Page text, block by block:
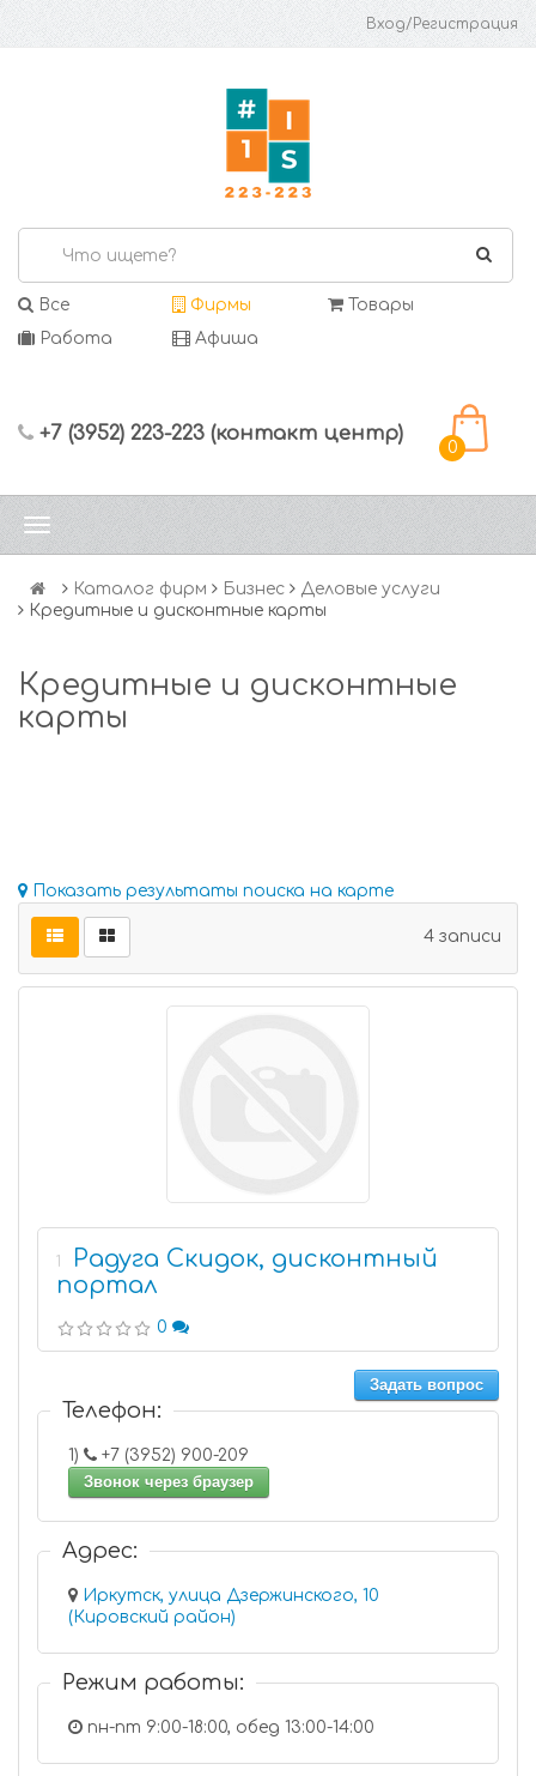
Вход/Регистрация
Все Фирмы
Товары
Работа
Афиша
+7 (3952) 223-223 (контакт центр)
0
Каталог фирм Бизнес
Деловые услуги
Кредитные и дисконтные карты
Кредитные и дисконтные
карты
Показать результаты поиска на карте
4 записи
1
Радуга Скидок, дисконтный
портал
0
Задать вопрос
Телефон:
1)
+7 (3952) 900-209
Звонок через браузер
Адрес:
Иркутск, улица Дзержинского, 10
(Кировский район)
Режим работы:
пн-пт 9:00-18:00, обед 13:00-14:00